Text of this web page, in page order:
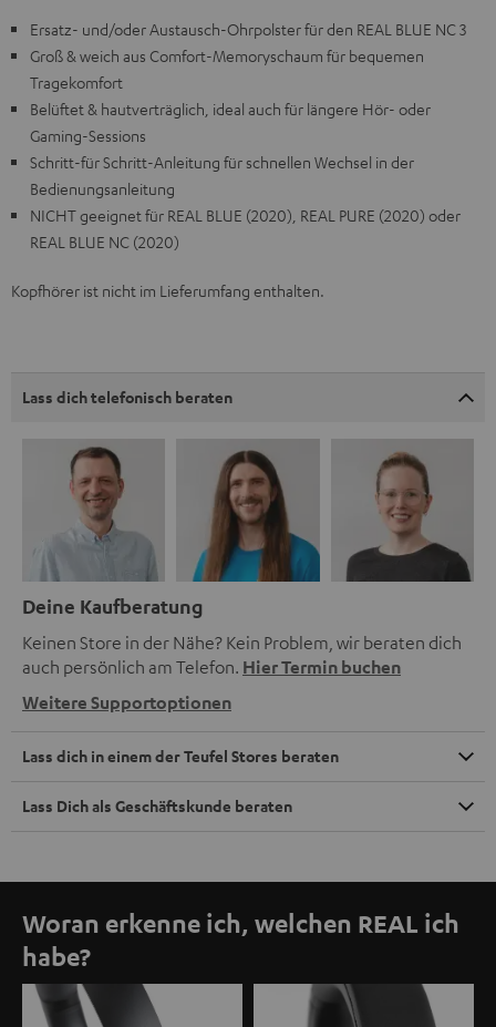
Ersatz- und/oder Austausch-Ohrpolster für den REAL BLUE NC 3
Groß & weich aus Comfort-Memoryschaum für bequemen
Tragekomfort
Belüftet & hautverträglich, ideal auch für längere Hör- oder
Gaming-Sessions
Schritt-für Schritt-Anleitung für schnellen Wechsel in der
Bedienungsanleitung
NICHT geeignet für REAL BLUE (2020), REAL PURE (2020) oder
REAL BLUE NC (2020)
Kopfhörer ist nicht im Lieferumfang enthalten.
Lass dich telefonisch beraten
Deine Kaufberatung
Keinen Store in der Nähe? Kein Problem, wir beraten dich
auch persönlich am Telefon. Hier Termin buchen
Weitere Supportoptionen
Lass dich in einem der Teufel Stores beraten
Lass Dich als Geschäftskunde beraten
Woran erkenne ich, welchen REAL ich
habe?